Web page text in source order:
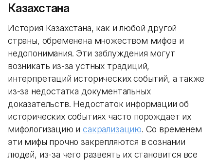
Казахстана
История Казахстана, как и любой другой
страны, обременена множеством мифов и
недопонимания. Эти заблуждения могут
возникать из-за устных традиций,
интерпретаций исторических событий, а также
из-за недостатка документальных
доказательств. Недостаток информации об
исторических событиях часто порождает их
мифологизацию исакрализацию. Со временем
эти мифы прочно закрепляются в сознании
людей, из-за чего развеять их становится все